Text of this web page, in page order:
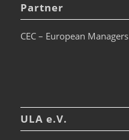
Partner
CEC – European Managers
ULA e.V.